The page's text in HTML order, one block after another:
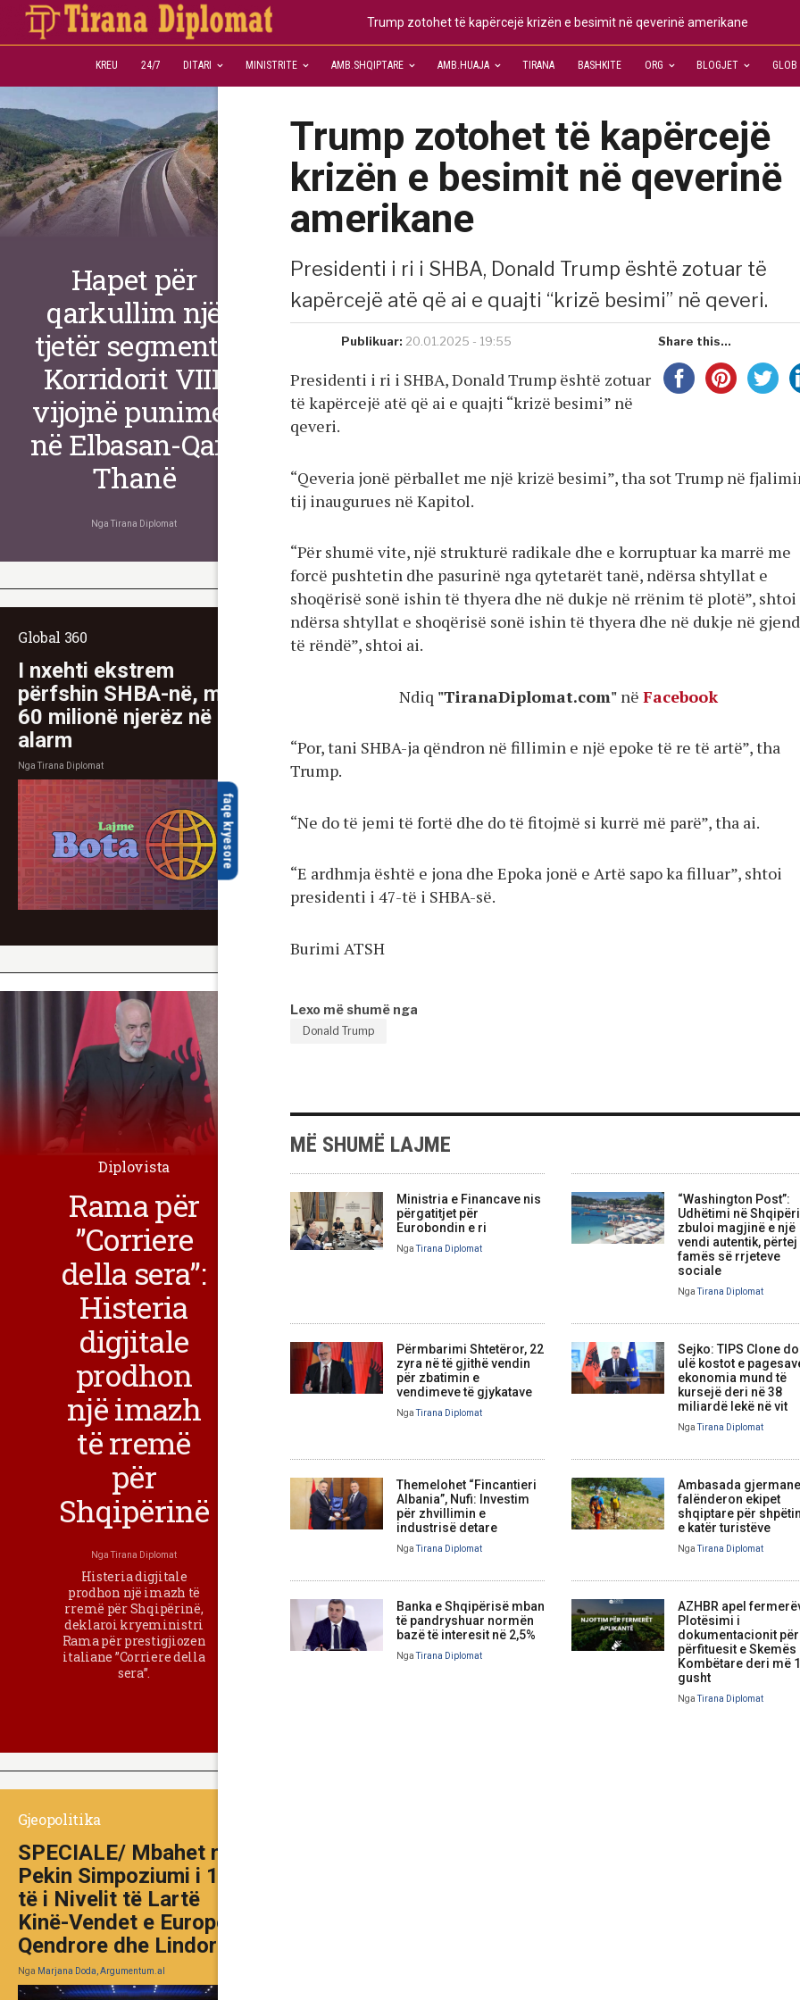
Trump zotohet të kapërcejë krizën e besimit në qeverinë amerikane
KREU 24/7 DITARI MINISTRITE AMB.SHQIPTARE AMB.HUAJA TIRANA BASHKITE ORG BLOGJET GLOB
faqe kryesore
Trump zotohet të kapërcejë
krizën e besimit në qeverinë
amerikane
Presidenti i ri i SHBA, Donald Trump është zotuar të
kapërcejë atë që ai e quajti “krizë besimi” në qeveri.
Publikuar: 20.01.2025 - 19:55 Share this...
Presidenti i ri i SHBA, Donald Trump është zotuar
të kapërcejë atë që ai e quajti “krizë besimi” në
qeveri.
“Qeveria jonë përballet me një krizë besimi”, tha sot Trump në
tij inaugurues në Kapitol.
“Për shumë vite, një strukturë radikale dhe e korruptuar ka marrë me
forcë pushtetin dhe pasurinë nga qytetarët tanë, ndërsa shtyllat e
shoqërisë sonë ishin të thyera dhe në dukje në rrënim të plotë”, shtoi
ndërsa shtyllat e shoqërisë sonë ishin të thyera dhe në dukje në
të rëndë”, shtoi ai.
Ndiq "TiranaDiplomat.com" në Facebook
“Por, tani SHBA-ja qëndron në fillimin e një epoke të re të artë”, tha
Trump.
“Ne do të jemi të fortë dhe do të fitojmë si kurrë më parë”, tha ai.
“E ardhmja është e jona dhe Epoka jonë e Artë sapo ka filluar”, shtoi
presidenti i 47-të i SHBA-së.
Burimi ATSH
Lexo më shumë nga
Donald Trump
MË SHUMË LAJME
Ministria e Financave nis
përgatitjet për
Eurobondin e ri
NgaTirana Diplomat
“Washington Post”:
Udhëtimi në
zbuloi magjinë e një
vendi autentik, përtej
famës së rrjeteve
sociale
NgaTirana Diplomat
Përmbarimi Shtetëror, 22
zyra në të gjithë vendin
për zbatimin e
vendimeve të gjykatave
NgaTirana Diplomat
Sejko: TIPS Clone
ulë kostot e
ekonomia mund të
kursejë deri në 38
miliardë lekë në vit
NgaTirana Diplomat
Themelohet “Fincantieri
Albania”, Nufi: Investim
për zhvillimin e
industrisë detare
NgaTirana Diplomat
Ambasada gjermane
falënderon ekipet
shqiptare për
e katër turistëve
NgaTirana Diplomat
Banka e Shqipërisë mban
të pandryshuar normën
bazë të interesit në 2,5%
NgaTirana Diplomat
AZHBR apel
Plotësimi i
dokumentacionit për
përfituesit e Skemës
Kombëtare deri më
gusht
NgaTirana Diplomat
Hapet për
qarkullim një
tjetër segment i
Korridorit VIII,
vijojnë punimet
në Elbasan-Qafë
Thanë
Nga Tirana Diplomat
Global 360
I nxehti ekstrem
përfshin SHBA-në, mbi
60 milionë njerëz në
alarm
NgaTirana Diplomat
Diplovista
Rama për
”Corriere
della sera”:
Histeria
digjitale
prodhon
një imazh
të rremë
për
Shqipërinë
NgaTirana Diplomat
Histeria digjitale
prodhon një imazh të
rremë për Shqipërinë,
deklaroi kryeministri
Rama për prestigjiozen
italiane ”Corriere della
sera”.
Gjeopolitika
SPECIALE/ Mbahet në
Pekin Simpoziumi i 10-
të i Nivelit të Lartë
Kinë-Vendet e Europës
Qendrore dhe Lindore
Nga Marjana Doda, Argumentum.al